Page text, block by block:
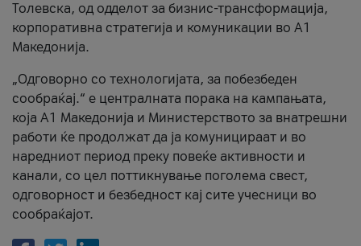
Толевска, од одделот за бизнис-трансформација,
корпоративна стратегија и комуникации во А1
Македонија.
„Одговорно со технологијата, за побезбеден
сообраќај.“ е централната порака на кампањата,
која A1 Македонија и Министерството за внатрешни
работи ќе продолжат да ја комуницираат и во
наредниот период преку повеќе активности и
канали, со цел поттикнување поголема свест,
одговорност и безбедност кај сите учесници во
сообраќајот.